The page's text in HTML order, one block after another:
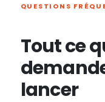
QUESTIONS
Tout ce
lancer